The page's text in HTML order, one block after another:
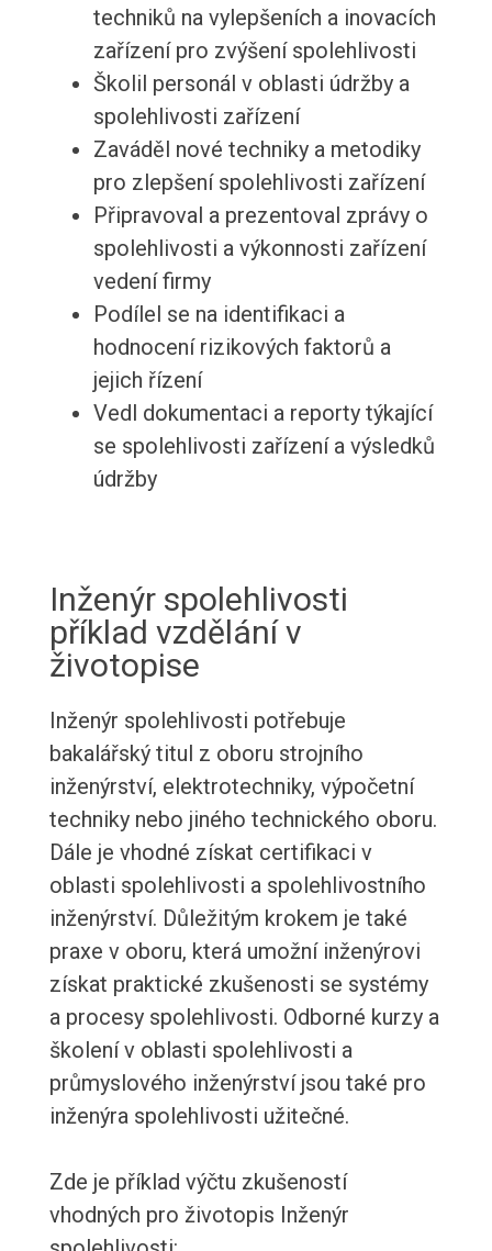
techniků na vylepšeních a inovacích
zařízení pro zvýšení spolehlivosti
Školil personál v oblasti údržby a
spolehlivosti zařízení
Zaváděl nové techniky a metodiky
pro zlepšení spolehlivosti zařízení
Připravoval a prezentoval zprávy o
spolehlivosti a výkonnosti zařízení
vedení firmy
Podílel se na identifikaci a
hodnocení rizikových faktorů a
jejich řízení
Vedl dokumentaci a reporty týkající
se spolehlivosti zařízení a výsledků
údržby
Inženýr spolehlivosti
příklad vzdělání v
životopise
Inženýr spolehlivosti potřebuje
bakalářský titul z oboru strojního
inženýrství, elektrotechniky, výpočetní
techniky nebo jiného technického oboru.
Dále je vhodné získat certifikaci v
oblasti spolehlivosti a spolehlivostního
inženýrství. Důležitým krokem je také
praxe v oboru, která umožní inženýrovi
získat praktické zkušenosti se systémy
a procesy spolehlivosti. Odborné kurzy a
školení v oblasti spolehlivosti a
průmyslového inženýrství jsou také pro
inženýra spolehlivosti užitečné.
Zde je příklad výčtu zkušeností
vhodných pro životopis Inženýr